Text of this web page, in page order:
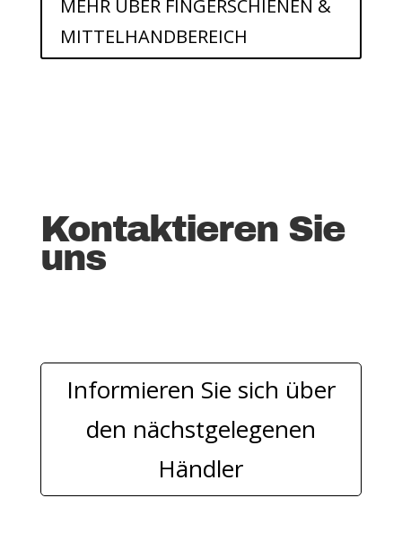
MEHR ÜBER FINGERSCHIENEN &
MITTELHANDBEREICH
Kontaktieren Sie
uns
Informieren Sie sich über
den nächstgelegenen
Händler